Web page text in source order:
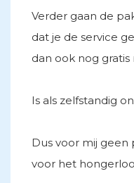
Verder gaan de
dat je de service
dan ook nog gratis
Is als zelfstandig
Dus voor mij
voor het